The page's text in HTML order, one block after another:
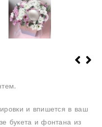
и впишется в ваш
букета и фонтана из